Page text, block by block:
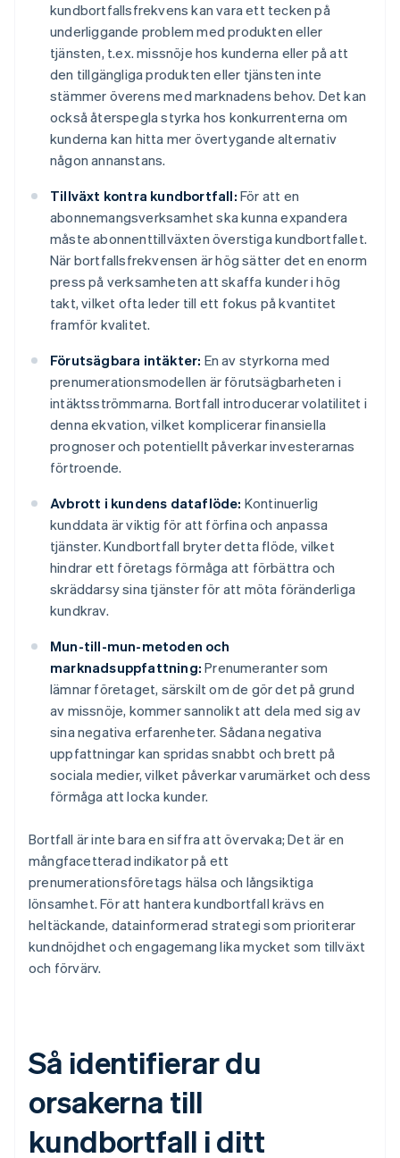
kundbortfallsfrekvens kan vara ett tecken på
underliggande problem med produkten eller
tjänsten, t.ex. missnöje hos kunderna eller på att
den tillgängliga produkten eller tjänsten inte
stämmer överens med marknadens behov. Det kan
också återspegla styrka hos konkurrenterna om
kunderna kan hitta mer övertygande alternativ
någon annanstans.
Tillväxt kontra kundbortfall: För att en
abonnemangsverksamhet ska kunna expandera
måste abonnenttillväxten överstiga kundbortfallet.
När bortfallsfrekvensen är hög sätter det en enorm
press på verksamheten att skaffa kunder i hög
takt, vilket ofta leder till ett fokus på kvantitet
framför kvalitet.
Förutsägbara intäkter: En av styrkorna med
prenumerationsmodellen är förutsägbarheten i
intäktsströmmarna. Bortfall introducerar volatilitet i
denna ekvation, vilket komplicerar finansiella
prognoser och potentiellt påverkar investerarnas
förtroende.
Avbrott i kundens dataflöde: Kontinuerlig
kunddata är viktig för att förfina och anpassa
tjänster. Kundbortfall bryter detta flöde, vilket
hindrar ett företags förmåga att förbättra och
skräddarsy sina tjänster för att möta föränderliga
kundkrav.
Mun-till-mun-metoden och
marknadsuppfattning: Prenumeranter som
lämnar företaget, särskilt om de gör det på grund
av missnöje, kommer sannolikt att dela med sig av
sina negativa erfarenheter. Sådana negativa
uppfattningar kan spridas snabbt och brett på
sociala medier, vilket påverkar varumärket och dess
förmåga att locka kunder.
Bortfall är inte bara en siffra att övervaka; Det är en
mångfacetterad indikator på ett
prenumerationsföretags hälsa och långsiktiga
lönsamhet. För att hantera kundbortfall krävs en
heltäckande, datainformerad strategi som prioriterar
kundnöjdhet och engagemang lika mycket som tillväxt
och förvärv.
Så identifierar du
orsakerna till
kundbortfall i ditt